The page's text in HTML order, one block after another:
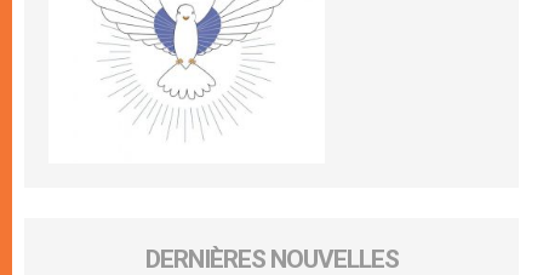
DERNIÈRES NOUVELLES